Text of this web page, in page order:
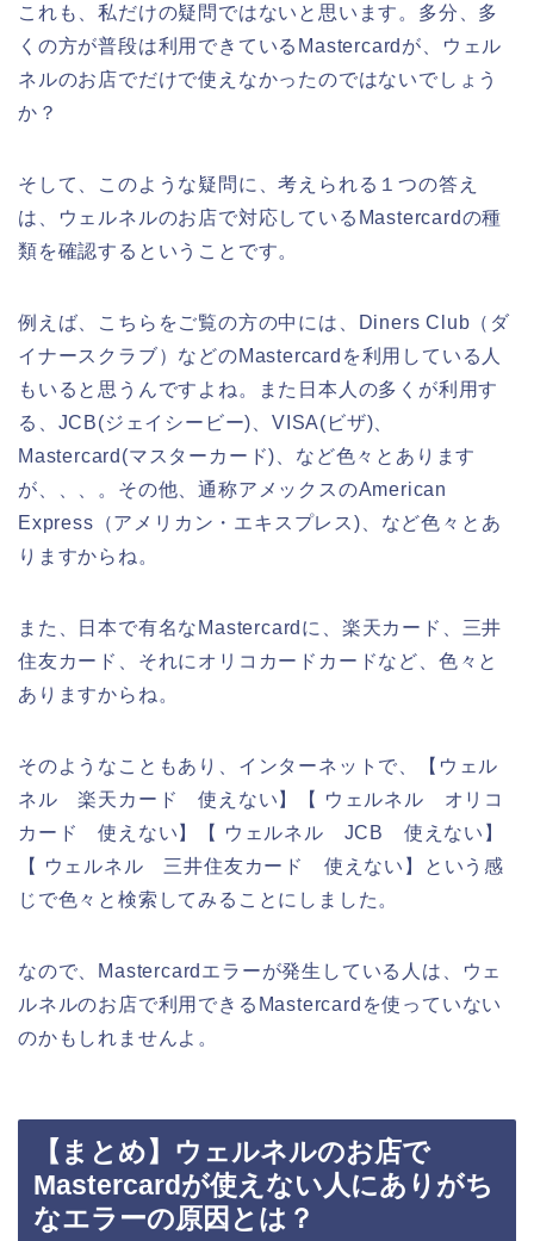
これも、私だけの疑問ではないと思います。多分、多
くの方が普段は利用できているMastercardが、ウェル
ネルのお店でだけで使えなかったのではないでしょう
か？
そして、このような疑問に、考えられる１つの答え
は、ウェルネルのお店で対応しているMastercardの種
類を確認するということです。
例えば、こちらをご覧の方の中には、Diners Club（ダ
イナースクラブ）などのMastercardを利用している人
もいると思うんですよね。また日本人の多くが利用す
る、JCB(ジェイシービー)、VISA(ビザ)、
Mastercard(マスターカード)、など色々とあります
が、、、。その他、通称アメックスのAmerican
Express（アメリカン・エキスプレス)、など色々とあ
りますからね。
また、日本で有名なMastercardに、楽天カード、三井
住友カード、それにオリコカードカードなど、色々と
ありますからね。
そのようなこともあり、インターネットで、【ウェル
ネル 楽天カード 使えない】【 ウェルネル オリコ
カード 使えない】【 ウェルネル JCB 使えない】
【 ウェルネル 三井住友カード 使えない】という感
じで色々と検索してみることにしました。
なので、Mastercardエラーが発生している人は、ウェ
ルネルのお店で利用できるMastercardを使っていない
のかもしれませんよ。
【まとめ】ウェルネルのお店で
Mastercardが使えない人にありがち
なエラーの原因とは？